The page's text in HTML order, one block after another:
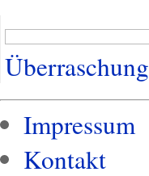
Überraschung
Impressum
Kontakt